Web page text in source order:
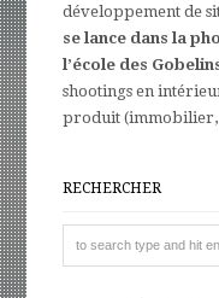
développement de
se lance dans la
l’école des
shootings en
produit
RECHERCHER